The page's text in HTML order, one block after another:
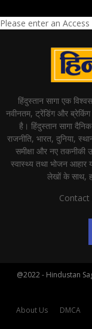
Please enter an
हिंदुस्तान सागा एक
नवीनतम, ट्रेंडिंग और
है। हिंदुस्तान सागा
राजनीति, भारत, दुनिया,
समीक्षा और नए तकनीकी
स्वास्थ्य तथा भोजन आहार
लेखों के साथ,
Contact
@2022 - Hindustan
About Us DMCA